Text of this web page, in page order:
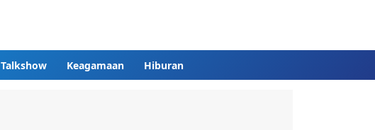
Talkshow Keagamaan Hiburan